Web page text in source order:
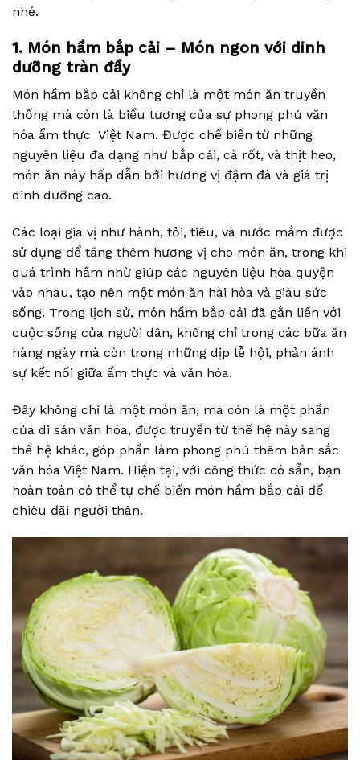
nhé.
1. Món hầm bắp cải – Món ngon với dinh
dưỡng tràn đầy
Món hầm bắp cải không chỉ là một món ăn truyền
thống mà còn là biểu tượng của sự phong phú văn
hóa ẩm thực Việt Nam. Được chế biến từ những
nguyên liệu đa dạng như bắp cải, cà rốt, và thịt heo,
món ăn này hấp dẫn bởi hương vị đậm đà và giá trị
dinh dưỡng cao.
Các loại gia vị như hành, tỏi, tiêu, và nước mắm được
sử dụng để tăng thêm hương vị cho món ăn, trong khi
quá trình hầm nhừ giúp các nguyên liệu hòa quyện
vào nhau, tạo nên một món ăn hài hòa và giàu sức
sống. Trong lịch sử, món hầm bắp cải đã gắn liền với
cuộc sống của người dân, không chỉ trong các bữa ăn
hàng ngày mà còn trong những dịp lễ hội, phản ánh
sự kết nối giữa ẩm thực và văn hóa.
Đây không chỉ là một món ăn, mà còn là một phần
của di sản văn hóa, được truyền từ thế hệ này sang
thế hệ khác, góp phần làm phong phú thêm bản sắc
văn hóa Việt Nam. Hiện tại, với công thức có sẵn, bạn
hoàn toàn có thể tự chế biến món hầm bắp cải để
chiêu đãi người thân.